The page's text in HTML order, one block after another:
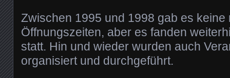
Zwischen 1995 und 1998 gab es keine
Öffnungszeiten, aber es fanden
statt. Hin und wieder wurden auch
organisiert und durchgeführt.